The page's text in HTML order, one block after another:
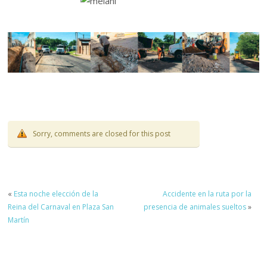
Sorry, comments are closed for this post
« Esta noche elección de la
Reina del Carnaval en Plaza San
Martín
Accidente en la ruta por la
presencia de animales sueltos»